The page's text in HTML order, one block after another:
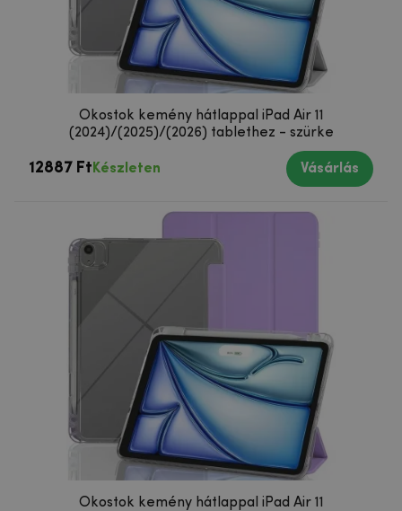
Okostok kemény hátlappal iPad Air 11
(2024)/(2025)/(2026) tablethez - szürke
12887 Ft Készleten Vásárlás
Okostok kemény hátlappal iPad Air 11